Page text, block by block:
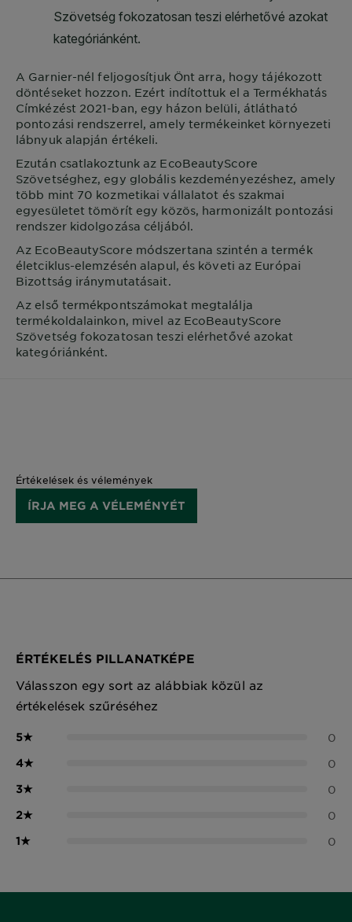
A Garnier-nél feljogosítjuk Önt arra, hogy tájékozott
döntéseket hozzon. Ezért indítottuk el a Termékhatás
Címkézést 2021-ban, egy házon belüli, átlátható
pontozási rendszerrel, amely termékeinket környezeti
lábnyuk alapján értékeli.
Ezután csatlakoztunk az EcoBeautyScore
Szövetséghez, egy globális kezdeményezéshez, amely
több mint 70 kozmetikai vállalatot és szakmai
egyesületet tömörít egy közös, harmonizált pontozási
rendszer kidolgozása céljából.
Az EcoBeautyScore módszertana szintén a termék
életciklus-elemzésén alapul, és követi az Európai
Bizottság iránymutatásait.
Az első termékpontszámokat megtalálja
termékoldalainkon, mivel az EcoBeautyScore
Szövetség fokozatosan teszi elérhetővé azokat
kategóriánként.
Értékelések és vélemények
ÍRJA MEG A VÉLEMÉNYÉT
ÉRTÉKELÉS PILLANATKÉPE
Válasszon egy sort az alábbiak közül az
értékelések szűréséhez
5★ 0
4★ 0
3★ 0
2★ 0
1★ 0